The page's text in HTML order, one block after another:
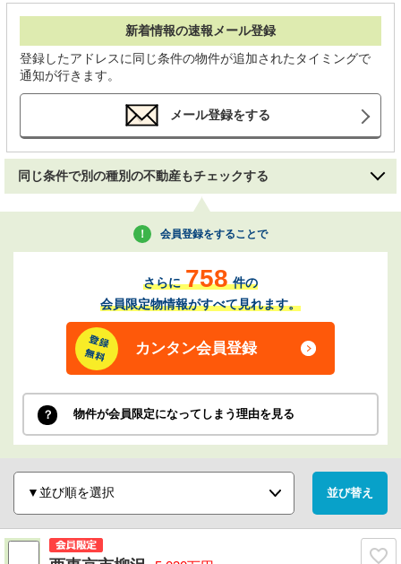
新着情報の速報メール登録
登録したアドレスに同じ条件の物件が追加されたタイミングで
通知が行きます。
メール登録をする
同じ条件で別の種別の不動産もチェックする
会員登録をすることで
さらに 758 件の
会員限定物情報がすべて見れます。
カンタン会員登録
物件が会員限定になってしまう理由を見る